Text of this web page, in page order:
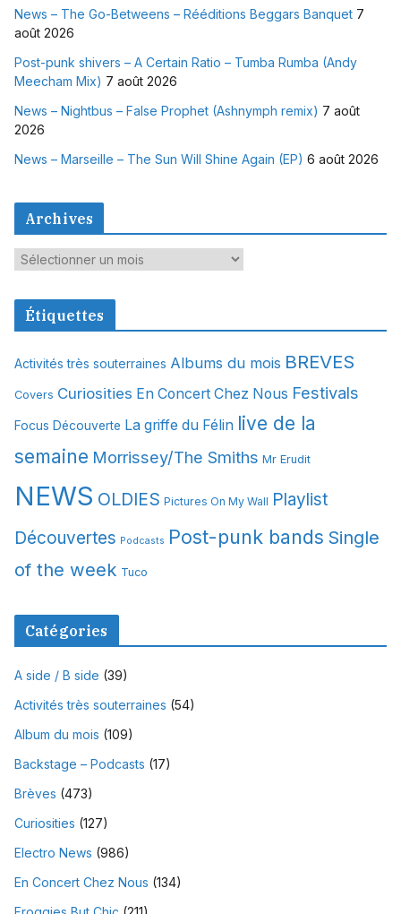
News – The Go-Betweens – Rééditions Beggars Banquet 7
août 2026
Post-punk shivers – A Certain Ratio – Tumba Rumba (Andy
Meecham Mix) 7 août 2026
News – Nightbus – False Prophet (Ashnymph remix) 7 août
2026
News – Marseille – The Sun Will Shine Again (EP) 6 août 2026
Archives
A
c
v
e
Étiquettes
Activités très souterraines Albums du mois BREVES
Covers Curiosities En Concert Chez Nous Festivals
Focus Découverte La griffe du Félin live de la
semaine Morrissey/The Smiths Mr Erudit
NEWS OLDIES Pictures On My Wall Playlist
Découvertes Podcasts Post-punk bands Single
of the week Tuco
Catégories
A side / B side (39)
Activités très souterraines (54)
Album du mois (109)
Backstage – Podcasts (17)
Brèves (473)
Curiosities (127)
Electro News (986)
En Concert Chez Nous (134)